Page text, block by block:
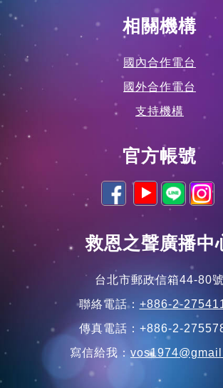
相關機構
國內合作電台
國外合作電台
支持機構
官方帳號
救恩之聲廣播中
台北市郵政信箱44-80號
聯絡電話： +886-2-
傳真電話：+886-2-
寫信給我：